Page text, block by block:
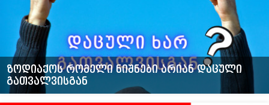
ზოდიაქოს რომელი ნიშნები არიან დაცული
გათვალვისგან